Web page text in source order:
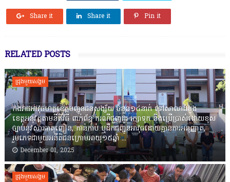
Share it Share it Pin it
RELATED POSTS
ជ្រុងមួយសង្គម
កងរាជឣាវុធហត្ថខេត្តបញ្ជូនជនសង្ស័យ ចំនួន១៤នាក់ ទៅសាលាដំបូង
ខេត្តឣនុវត្តតាមនីតិវិធី ពាក់ព័ន្ធ ករណីជួញដូរ រក្សាទុក និងប្រើប្រាស់ដោយខុស
ច្បាប់នូវសារធាតុញៀន, កាន់កាប់ ឬដឹកជញ្ជូនអាវុធដោយគ្មានការអនុញ្ញាត,
រួមភេទជាមួយអនីតិជនក្រោមអាយុ១៥ឆ្នាំ ...
December 01, 2025
ជ្រុងមួយសង្គម